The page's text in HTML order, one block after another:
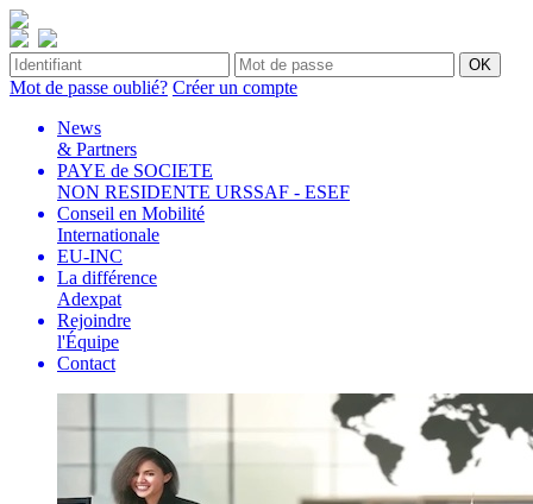
Mot de passe oublié? Créer un compte
News
& Partners
PAYE de SOCIETE
NON RESIDENTE URSSAF - ESEF
Conseil en Mobilité
Internationale
EU-INC
La différence
Adexpat
Rejoindre
l'Équipe
Contact